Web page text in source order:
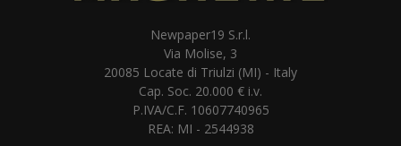
Newpaper19 S.r.l.
Via Molise, 3
20085 Locate di Triulzi (MI) - Italy
Cap. Soc. 20.000 € i.v.
P.IVA/C.F. 10607740965
REA: MI - 2544938